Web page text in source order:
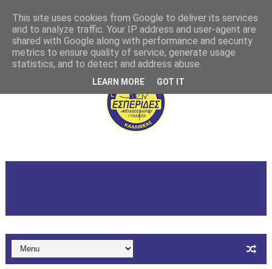
This site uses cookies from Google to deliver its services
and to analyze traffic. Your IP address and user-agent are
shared with Google along with performance and security
metrics to ensure quality of service, generate usage
statistics, and to detect and address abuse.
LEARN MORE GOT IT